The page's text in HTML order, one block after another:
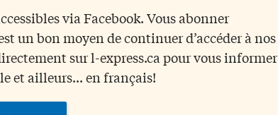
ont fermé
à un moment où
plusieurs régions.
conservateur de
jeudi matin
rester ouvert» à […]
de tous les milieux L’organisme a
vu le jour en 2019, avec l’objectif
d’offrir un environnement et une
qualité de vie en langue française
aux personnes âgées de la […]
via Facebook. Vous abonner
un bon moyen de continuer d’accéder à nos
sur l-express.ca pour vous informer
et ailleurs... en français!